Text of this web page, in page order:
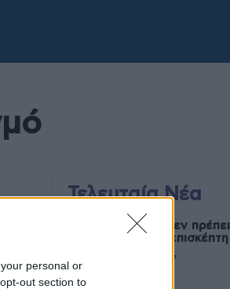
personal or
out section to
Τελευταία Νέα
9 πράγματα που δεν πρέπει
να λέτε σε έναν επισκέπτη
27 Φεβρουαρίου 2026